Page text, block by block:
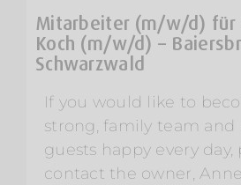
Mitarbeiter (m/w/d) für
Koch (m/w/d) –
Schwarzwald
If you would like to
strong, family team and
guests happy every day,
contact the owner,